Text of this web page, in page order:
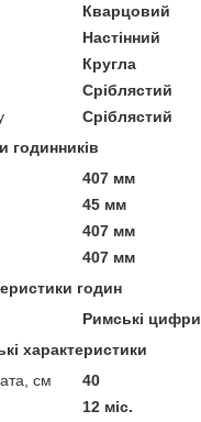
Кварцовий
Настінний
Кругла
Сріблястий
Сріблястий
годинників
407 мм
45 мм
407 мм
407 мм
годин
Римські цифри
характеристики
см
40
12 міс.